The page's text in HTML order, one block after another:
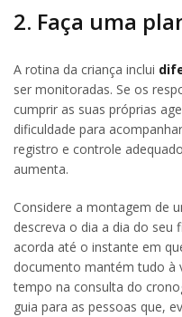
2. Faça uma
A rotina da criança inclui
ser monitoradas. Se os
cumprir as suas próprias
dificuldade para
registro e controle
aumenta.
Considere a montagem de
descreva o dia a dia do
acorda até o instante em
documento mantém tudo à
tempo na consulta do
guia para as pessoas que,